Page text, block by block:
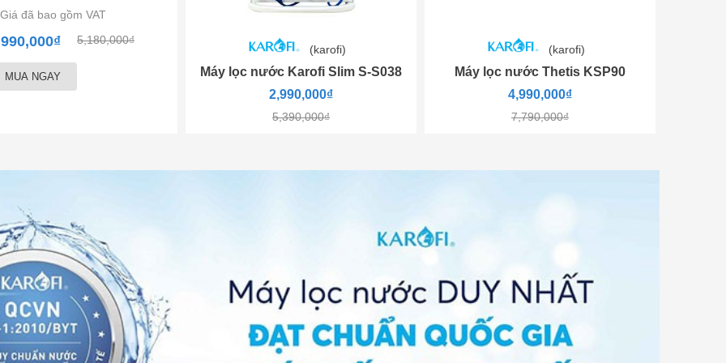
Giá đã bao gồm VAT
5,180,000₫
MUA NGAY
(karofi)
Máy lọc nước Karofi Slim S-S038
2,990,000₫
5,390,000₫
(karofi)
Máy lọc nước Thetis KSP90
4,990,000₫
7,790,000₫